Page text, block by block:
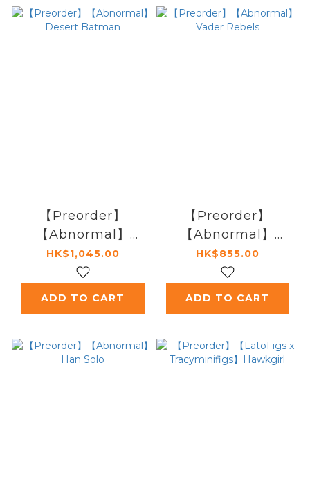
【Preorder】
【Abnormal】
Desert Batman
HK$1,045.00
ADD TO CART
【Preorder】
【Abnormal】
Vader Rebels
HK$855.00
ADD TO CART